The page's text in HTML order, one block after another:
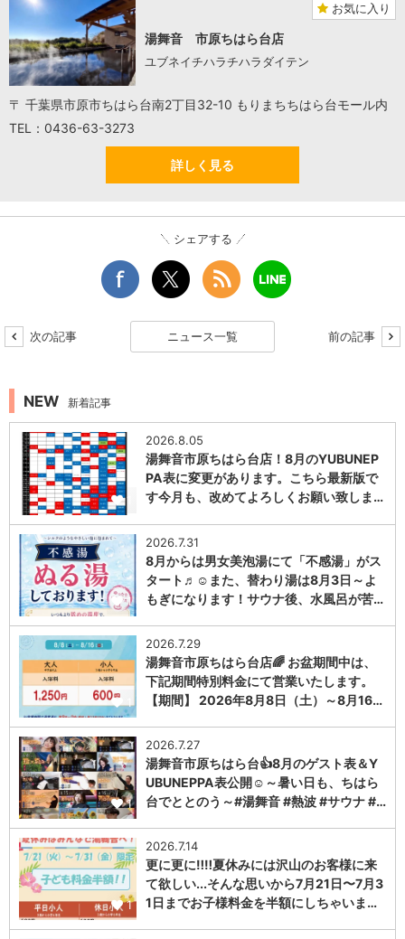
お気に入り
湯舞音 市原ちはら台店
ユブネイチハラチハラダイテン
〒 千葉県市原市ちはら台南2丁目32-10 もりまちちはら台モール内
TEL：0436-63-3273
詳しく見る
シェアする
次の記事 ニュース一覧 前の記事
NEW 新着記事
1
2026.8.05
湯舞音市原ちはら台店！8月のYUBUNEP
PA表に変更があります。こちら最新版で
す今月も、改めてよろしくお願い致しま…
1
2026.7.31
8月からは男女美泡湯にて「不感湯」がス
タート♬☺また、替わり湯は8月3日～よ
もぎになります！サウナ後、水風呂が苦…
1
2026.7.29
湯舞音市原ちはら台店🌈 お盆期間中は、
下記期間特別料金にて営業いたします。
【期間】 2026年8月8日（土）～8月16…
1
2026.7.27
湯舞音市原ちはら台👍8月のゲスト表＆Y
UBUNEPPA表公開☺～暑い日も、ちはら
台でととのう～#湯舞音 #熱波 #サウナ #…
1
2026.7.14
更に更に‼️‼️夏休みには沢山のお客様に来
て欲しい...そんな思いから7月21日〜7月3
1日までお子様料金を半額にしちゃいま…